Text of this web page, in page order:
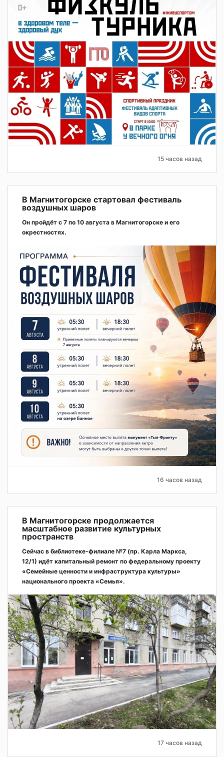
15 часов назад
В Магнитогорске стартовал фестиваль
воздушных шаров
Он пройдёт с 7 по 10 августа в Магнитогорске и его
окрестностях.
16 часов назад
В Магнитогорске продолжается
масштабное развитие культурных
пространств
Сейчас в библиотеке-филиале №7 (пр. Карла Маркса,
12/1) идёт капитальный ремонт по федеральному проекту
«Семейные ценности и инфраструктура культуры»
национального проекта «Семья».
17 часов назад